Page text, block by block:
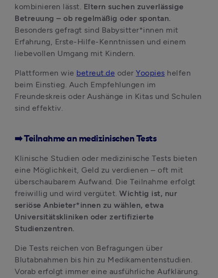
kombinieren lässt. Eltern suchen zuverlässige
Besonders gefragt sind Babysitter*innen mit
Erfahrung, Erste-Hilfe-Kenntnissen und einem
liebevollen Umgang mit Kindern.
Plattformen wie betreut.de oder Yoopies helfen
beim Einstieg. Auch Empfehlungen im
Freundeskreis oder Aushänge in Kitas und Schulen
sind effektiv.
➡️ Teilnahme an medizinischen Tests
Klinische Studien oder medizinische Tests bieten
eine Möglichkeit, Geld zu verdienen – oft mit
überschaubarem Aufwand. Die Teilnahme erfolgt
freiwillig und wird vergütet. Wichtig ist, nur
seriöse Anbieter*innen zu wählen, etwa
Universitätskliniken oder zertifizierte
Studienzentren.
Die Tests reichen von Befragungen über
Blutabnahmen bis hin zu Medikamentenstudien.
Vorab erfolgt immer eine ausführliche Aufklärung.